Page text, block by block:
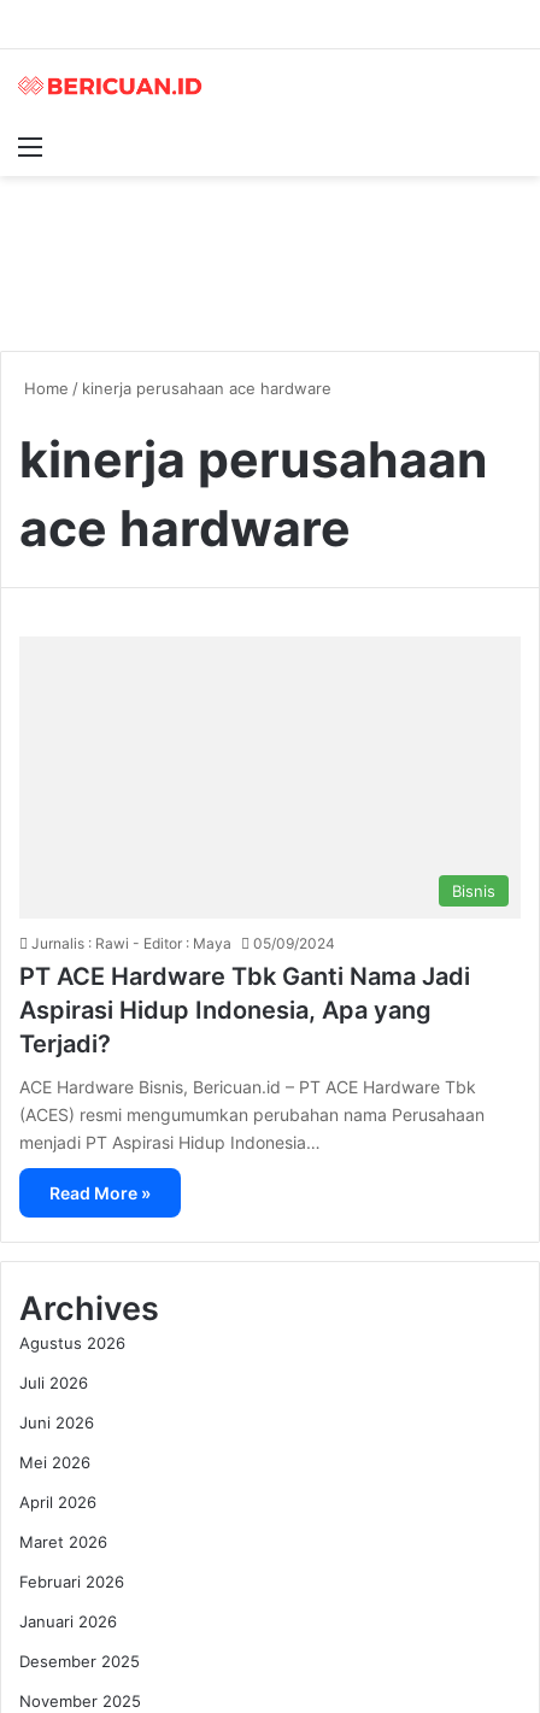
Home / kinerja perusahaan ace hardware
kinerja perusahaan
ace hardware
Bisnis
Jurnalis : Rawi - Editor : Maya 05/09/2024
PT ACE Hardware Tbk Ganti Nama Jadi
Aspirasi Hidup Indonesia, Apa yang
Terjadi?
ACE Hardware Bisnis, Bericuan.id – PT ACE Hardware Tbk
(ACES) resmi mengumumkan perubahan nama Perusahaan
menjadi PT Aspirasi Hidup Indonesia…
Read More »
Archives
Agustus 2026
Juli 2026
Juni 2026
Mei 2026
April 2026
Maret 2026
Februari 2026
Januari 2026
Desember 2025
November 2025